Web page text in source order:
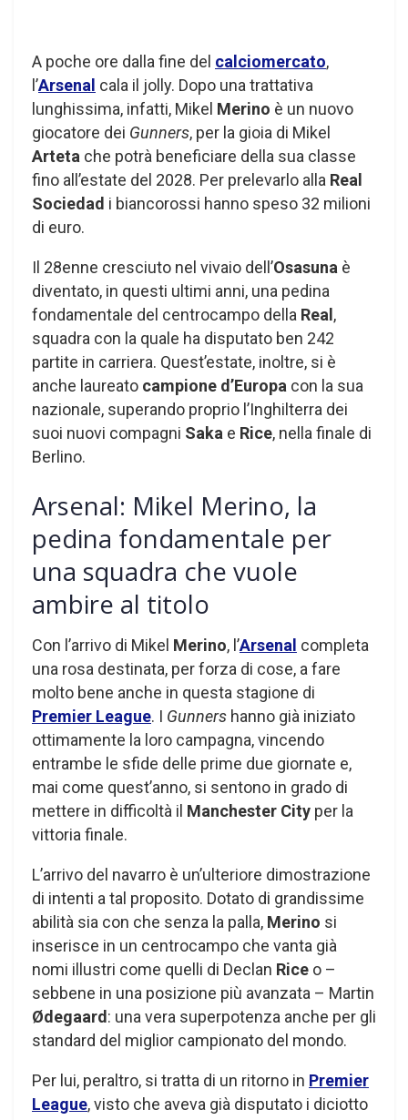
A poche ore dalla fine del calciomercato,
l’Arsenal cala il jolly. Dopo una trattativa
lunghissima, infatti, Mikel Merino è un nuovo
giocatore dei Gunners, per la gioia di Mikel
Arteta che potrà beneficiare della sua classe
fino all’estate del 2028. Per prelevarlo alla Real
Sociedad i biancorossi hanno speso 32 milioni
di euro.
Il 28enne cresciuto nel vivaio dell’Osasuna è
diventato, in questi ultimi anni, una pedina
fondamentale del centrocampo della Real ,
squadra con la quale ha disputato ben 242
partite in carriera. Quest’estate, inoltre, si è
anche laureato campione d’Europa con la sua
nazionale, superando proprio l’Inghilterra dei
suoi nuovi compagni Saka e Rice, nella finale di
Berlino.
Arsenal: Mikel Merino, la
pedina fondamentale per
una squadra che vuole
ambire al titolo
Con l’arrivo di Mikel Merino, l’Arsenal completa
una rosa destinata, per forza di cose, a fare
molto bene anche in questa stagione di
Premier League. I Gunners hanno già iniziato
ottimamente la loro campagna, vincendo
entrambe le sfide delle prime due giornate e,
mai come quest’anno, si sentono in grado di
mettere in difficoltà il Manchester City per la
vittoria finale.
L’arrivo del navarro è un’ulteriore dimostrazione
di intenti a tal proposito. Dotato di grandissime
abilità sia con che senza la palla, Merino si
inserisce in un centrocampo che vanta già
nomi illustri come quelli di Declan Rice o –
sebbene in una posizione più avanzata – Martin
Ødegaard: una vera superpotenza anche per gli
standard del miglior campionato del mondo.
Per lui, peraltro, si tratta di un ritorno in Premier
League, visto che aveva già disputato i diciotto